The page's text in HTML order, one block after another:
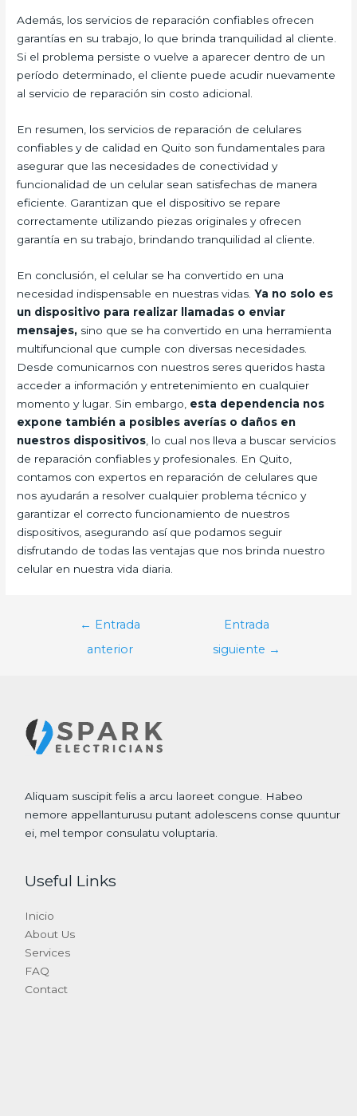
Además, los servicios de reparación confiables ofrecen
garantías en su trabajo, lo que brinda tranquilidad al cliente.
Si el problema persiste o vuelve a aparecer dentro de un
período determinado, el cliente puede acudir nuevamente
al servicio de reparación sin costo adicional.
En resumen, los servicios de reparación de celulares
confiables y de calidad en Quito son fundamentales para
asegurar que las necesidades de conectividad y
funcionalidad de un celular sean satisfechas de manera
eficiente. Garantizan que el dispositivo se repare
correctamente utilizando piezas originales y ofrecen
garantía en su trabajo, brindando tranquilidad al cliente.
En conclusión, el celular se ha convertido en una
necesidad indispensable en nuestras vidas.Ya no solo es
un dispositivo para realizar llamadas o enviar
mensajes, sino que se ha convertido en una herramienta
multifuncional que cumple con diversas necesidades.
Desde comunicarnos con nuestros seres queridos hasta
acceder a información y entretenimiento en cualquier
momento y lugar. Sin embargo, esta dependencia nos
expone también a posibles averías o daños en
nuestros dispositivos , lo cual nos lleva a buscar servicios
de reparación confiables y profesionales. En Quito,
contamos con expertos en reparación de celulares que
nos ayudarán a resolver cualquier problema técnico y
garantizar el correcto funcionamiento de nuestros
dispositivos, asegurando así que podamos seguir
disfrutando de todas las ventajas que nos brinda nuestro
celular en nuestra vida diaria.
Navegación
entradas
← Entrada
anterior
Entrada
siguiente →
Aliquam suscipit felis a arcu laoreet congue. Habeo
nemore appellanturusu putant adolescens conse quuntur
ei, mel tempor consulatu voluptaria.
Useful Links
Inicio
About Us
Services
FAQ
Contact